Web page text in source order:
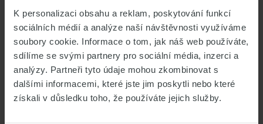
K personalizaci obsahu a reklam, poskytování funkcí
sociálních médií a analýze naší návštěvnosti využíváme
soubory cookie. Informace o tom, jak náš web používáte,
sdílíme se svými partnery pro sociální média, inzerci a
analýzy. Partneři tyto údaje mohou zkombinovat s
dalšími informacemi, které jste jim poskytli nebo které
získali v důsledku toho, že používáte jejich služby.